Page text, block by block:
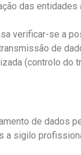
das
verificar-se a
de
(controlo do
de dados
a sigilo